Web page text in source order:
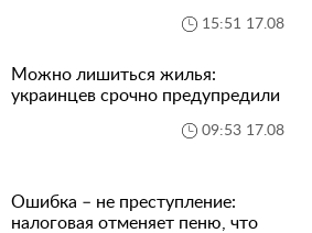
15:51 17.08
Можно лишиться жилья:
украинцев срочно предупредили
09:53 17.08
Ошибка – не преступление:
налоговая отменяет пеню, что